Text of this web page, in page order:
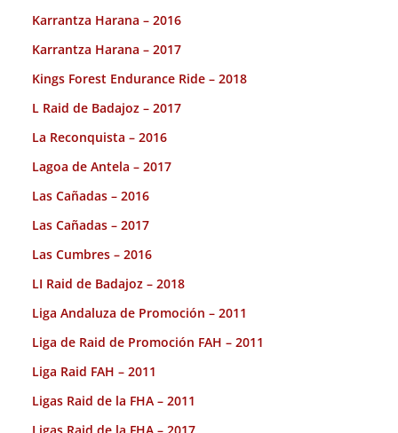
Karrantza Harana – 2016
Karrantza Harana – 2017
Kings Forest Endurance Ride – 2018
L Raid de Badajoz – 2017
La Reconquista – 2016
Lagoa de Antela – 2017
Las Cañadas – 2016
Las Cañadas – 2017
Las Cumbres – 2016
LI Raid de Badajoz – 2018
Liga Andaluza de Promoción – 2011
Liga de Raid de Promoción FAH – 2011
Liga Raid FAH – 2011
Ligas Raid de la FHA – 2011